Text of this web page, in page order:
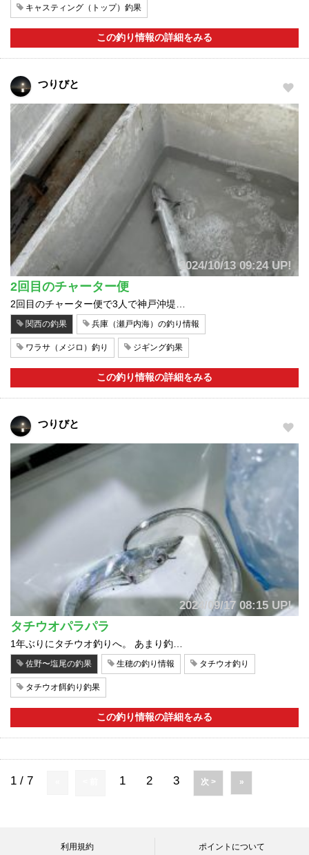
キャスティング（トップ）釣果
この釣り情報の詳細をみる
つりびと
2024/10/13 09:24 UP!
2回目のチャーター便
2回目のチャーター便で3人で神戸沖堤…
関西の釣果 兵庫（瀬戸内海）の釣り情報
ワラサ（メジロ）釣り ジギング釣果
この釣り情報の詳細をみる
つりびと
2024/09/17 08:15 UP!
タチウオパラパラ
1年ぶりにタチウオ釣りへ。 あまり釣…
佐野〜塩尾の釣果 生穂の釣り情報 タチウオ釣り
タチウオ餌釣り釣果
この釣り情報の詳細をみる
1 / 7 1 2 3 次 > »
利用規約 ポイントについて